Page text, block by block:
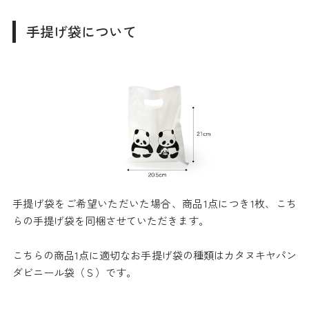
手提げ袋について
手提げ袋をご希望いただいた場合、商品1点につき1枚、こち
らの手提げ袋を同梱させていただきます。
こちらの商品1点に適切なお手提げ袋の種類はカタヌキヤパン
ダビニール袋（Ｓ）です。